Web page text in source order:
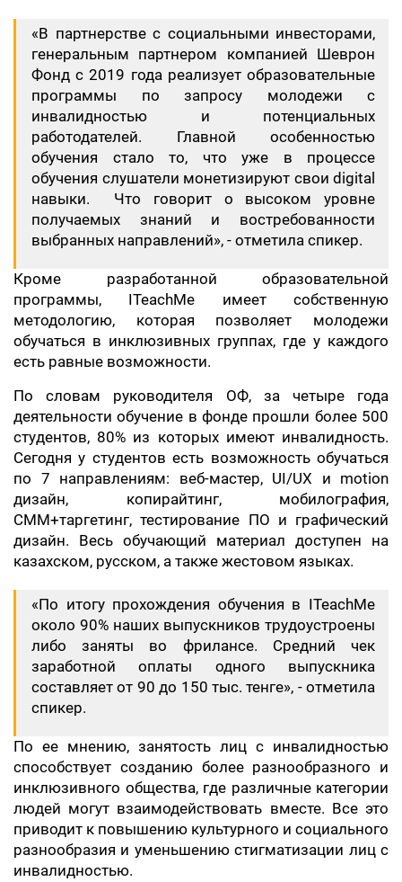
«В партнерстве с социальными инвесторами,
генеральным партнером компанией Шеврон
Фонд с 2019 года реализует образовательные
программы по запросу молодежи с
инвалидностью и потенциальных
работодателей. Главной особенностью
обучения стало то, что уже в процессе
обучения слушатели монетизируют свои digital
навыки. Что говорит о высоком уровне
получаемых знаний и востребованности
выбранных направлений», - отметила спикер.
Кроме разработанной образовательной
программы, ITeachMe имеет собственную
методологию, которая позволяет молодежи
обучаться в инклюзивных группах, где у каждого
есть равные возможности.
По словам руководителя ОФ, за четыре года
деятельности обучение в фонде прошли более 500
студентов, 80% из которых имеют инвалидность.
Сегодня у студентов есть возможность обучаться
по 7 направлениям: веб-мастер, UI/UX и motion
дизайн, копирайтинг, мобилография,
СММ+таргетинг, тестирование ПО и графический
дизайн. Весь обучающий материал доступен на
казахском, русском, а также жестовом языках.
«По итогу прохождения обучения в ITeachMe
около 90% наших выпускников трудоустроены
либо заняты во фрилансе. Средний чек
заработной оплаты одного выпускника
составляет от 90 до 150 тыс. тенге», - отметила
спикер.
По ее мнению, занятость лиц с инвалидностью
способствует созданию более разнообразного и
инклюзивного общества, где различные категории
людей могут взаимодействовать вместе. Все это
приводит к повышению культурного и социального
разнообразия и уменьшению стигматизации лиц с
инвалидностью.